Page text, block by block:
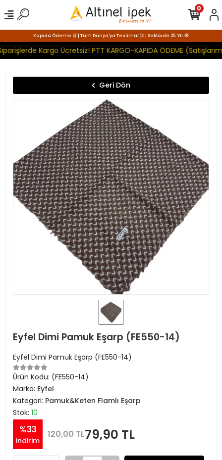
Kapıda Ödeme 🛒 | Tüm Dünya'ya Teslimat 🚀 | Sektörde 25. YIL 🧿
Kargo Ücretsiz! PTT KARGO-KAPIDA ÖDEME
0
Geri Dön
Eyfel Dimi Pamuk Eşarp (FE550-14)
Eyfel Dimi Pamuk Eşarp (FE550-14)
Ürün Kodu: (FE550-14)
Marka: Eyfel
Kategori: Pamuk&Keten Flamlı Eşarp
Stok: 10
%33
indirim
120,00 TL79,90 TL